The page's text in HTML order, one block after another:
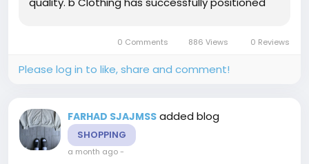
craftsmanship. Its collections...
0 Comments 886 Views 0 Reviews
Please log in to like, share and comment!
FARHAD SJAJMSS added blog
SHOPPING
a month ago-